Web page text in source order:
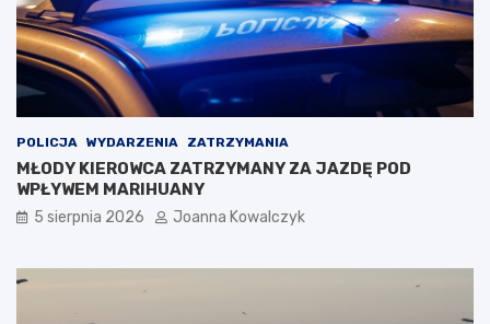
POLICJA WYDARZENIA ZATRZYMANIA
MŁODY KIEROWCA ZATRZYMANY ZA JAZDĘ POD
WPŁYWEM MARIHUANY
5 sierpnia 2026 Joanna Kowalczyk